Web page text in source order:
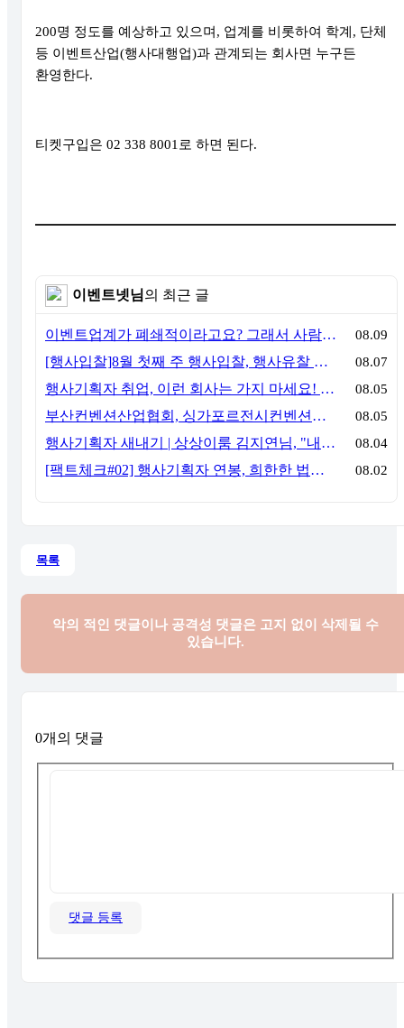
200명 정도를 예상하고 있으며 , 업계를 비롯하여 학계 , 단체
등 이벤트산업(행사대행업)과 관계되는 회사면 누구든
환영한다.
티켓구입은 02 338 8001 로 하면 된다.
이벤트넷님의 최근 글
이벤트업계가 폐쇄적이라고요? 그래서 사람이 안 옵니다 08.09
[행사입찰]8월 첫째 주 행사입찰, 행사유찰 결과 08.07
행사기획자 취업, 이런 회사는 가지 마세요! 신입이 꼭 알아야 할 5가지 기준[이벤트산업 팩트체크#3] 08.05
부산컨벤션산업협회, 싱가포르전시컨벤션협회(SACEOS)와 업무협약 체결… 아시아 마이스 협력 확대 08.05
행사기획자 새내기 | 상상이룸 김지연님, "내 맘대로, 내 뜻대로 행사를 만든다 08.04
[팩트체크#02] 행사기획자 연봉, 희한한 법칙~ '첨에는 비실, 3년만 지나면 튼실' 08.02
목록
악의 적인 댓글이나 공격성 댓글은 고지 없이 삭제될 수
있습니다.
0개의 댓글
댓글 등록